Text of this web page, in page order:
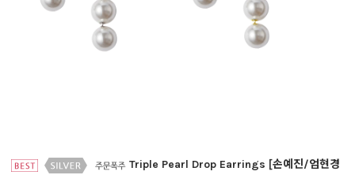
Triple Pearl Drop Earrings [손예진/엄현경